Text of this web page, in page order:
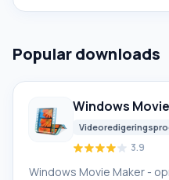
finde spor af funct
Popular downloads
Windows
3.9
Windows Movie Maker -